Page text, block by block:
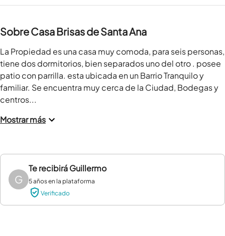
Sobre Casa Brisas de Santa Ana
La Propiedad es una casa muy comoda, para seis personas,
tiene dos dormitorios, bien separados uno del otro . posee
patio con parrilla. esta ubicada en un Barrio Tranquilo y
familiar. Se encuentra muy cerca de la Ciudad, Bodegas y
centros...
Mostrar más
G
Te recibiráGuillermo
5 años en la plataforma
Verificado